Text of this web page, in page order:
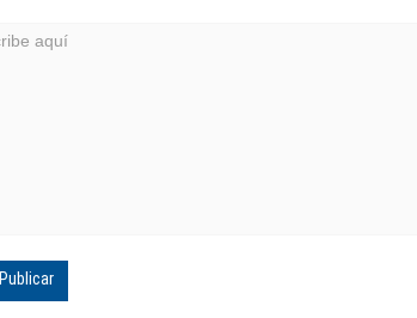
Publicar